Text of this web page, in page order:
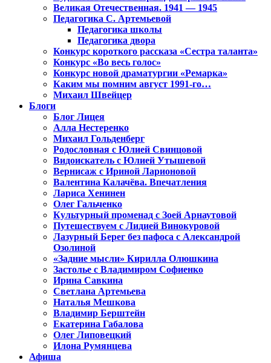
Великая Отечественная. 1941 — 1945
Педагогика С. Артемьевой
Педагогика школы
Педагогика двора
Конкурс короткого рассказа «Сестра таланта»
Конкурс «Во весь голос»
Конкурс новой драматургии «Ремарка»
Каким мы помним август 1991-го…
Михаил Швейцер
Блоги
Блог Лицея
Алла Нестеренко
Михаил Гольденберг
Родословная с Юлией Свинцовой
Видоискатель с Юлией Утышевой
Вернисаж с Ириной Ларионовой
Валентина Калачёва. Впечатления
Лариса Хенинен
Олег Гальченко
Культурный променад с Зоей Арнаутовой
Путешествуем с Лидией Винокуровой
Лазурный Берег без пафоса с Александрой
Озолиной
«Задние мысли» Кирилла Олюшкина
Застолье с Владимиром Софиенко
Ирина Савкина
Светлана Артемьева
Наталья Мешкова
Владимир Берштейн
Екатерина Габалова
Олег Липовецкий
Илона Румянцева
Афиша